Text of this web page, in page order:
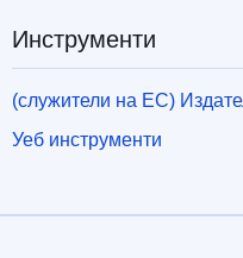
Инструменти
(служители на ЕС)
Уеб инструменти